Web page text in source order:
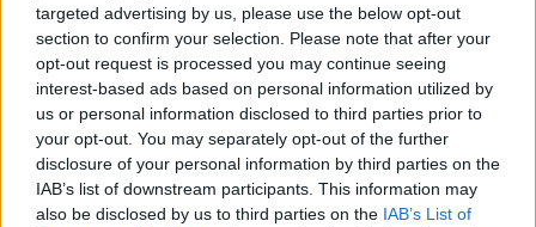
targeted advertising by us, please use the below opt-out
section to confirm your selection. Please note that after your
opt-out request is processed you may continue seeing
interest-based ads based on personal information utilized by
us or personal information disclosed to third parties prior to
your opt-out. You may separately opt-out of the further
disclosure of your personal information by third parties on the
IAB’s list of downstream participants. This information may
also be disclosed by us to third parties on the IAB’s List of
"Non è che Conte resta perché decide lui: c’è un contratto. È la
società che deve decidere se proseguire con questo
rapporto oppure interromperlo prima e prendere un’altra
strada. A meno che non sia lui a dire al presidente: ‘Guardi, io
non sono convinto di ciò che mi sta proponendo’, e quindi
scelga di dimettersi o trovino un accordo per separarsi. Però
sì, la decisione deve essere soprattutto della società".